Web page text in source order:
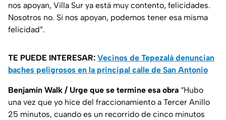
nos apoyan, Villa Sur ya está muy contento, felicidades.
Nosotros no. Si nos apoyan, podemos tener esa misma
felicidad”.
TE PUEDE INTERESAR: Vecinos de Tepezalá denuncian
baches peligrosos en la principal calle de San Antonio
Benjamín Walk / Urge que se termine esa obra “Hubo
una vez que yo hice del fraccionamiento a Tercer Anillo
25 minutos, cuando es un recorrido de cinco minutos